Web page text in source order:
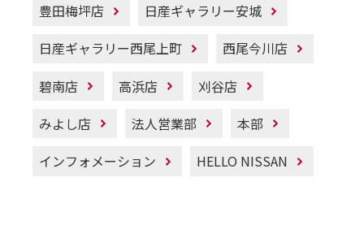
豊田梅坪店
日産ギャラリー安城
日産ギャラリー西尾上町
西尾今川店
碧南店
高浜店
刈谷店
みよし店
法人営業部
本部
インフォメーション
HELLO NISSAN